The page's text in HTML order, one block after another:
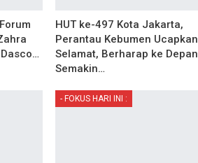
HUT ke-497 Kota Jakarta,
Perantau Kebumen Ucapkan
Selamat, Berharap ke Depan
Semakin…
- FOKUS HARI INI :